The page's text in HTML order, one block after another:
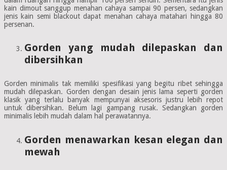
kain dimout sanggup menahan cahaya sampai 90 persen, sedangkan
jenis kain semi blackout dapat menahan cahaya matahari hingga 80
persenan.
Gorden yang mudah dilepaskan dan
dibersihkan
Gorden minimalis tak memiliki spesifikasi yang begitu ribet sehingga
mudah dilepaskan. Gorden dengan desain jenis lama seperti gorden
klasik yang terlalu banyak mempunyai aksesoris justru lebih repot
untuk dibersihkan. Belum lagi gampang rusak. Sedangkan gorden
minimalis lebih mudah dalam hal perawatannya.
Gorden menawarkan kesan elegan dan
mewah